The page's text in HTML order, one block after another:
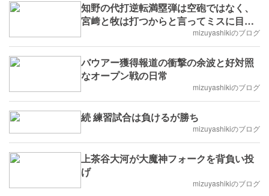
知野の代打逆転満塁弾は空砲ではなく、
宮﨑と牧は打つからと言ってミスに目を
mizuyashikiのブログ
バウアー獲得報道の衝撃の余波と好対照
なオープン戦の日常
mizuyashikiのブログ
続 練習試合は負けるが勝ち
mizuyashikiのブログ
上茶谷大河が大魔神フォークを背負い投
げ
mizuyashikiのブログ